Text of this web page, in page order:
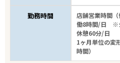
勤務時間
店舗営業時間
働8時間/日 ※
休憩60分/日
1ヶ月単位の変
時間）